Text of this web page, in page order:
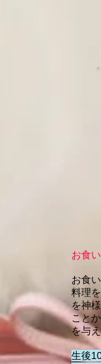
お食
お食
料理
を神
こと
を与
生後